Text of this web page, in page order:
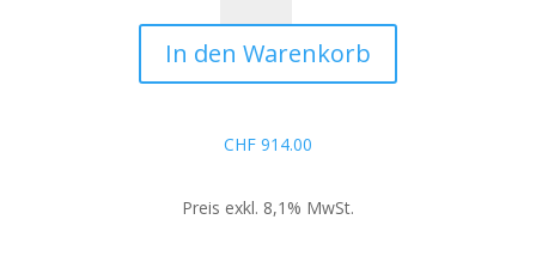
4062
INOX
Rollbar
matt
Pickup
In den Warenkorb
CHF914.00
Preis exkl. 8,1% MwSt.